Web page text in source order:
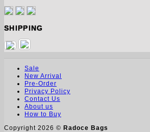
SHIPPING
Sale
New Arrival
Pre-Order
Privacy Policy
Contact Us
About us
How to Buy
Copyright 2026 © Radoce Bags